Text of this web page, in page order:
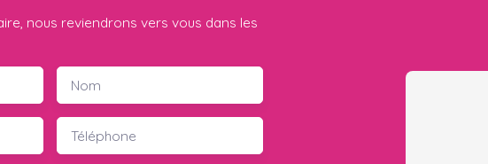
nous reviendrons vers vous dans les
Nom
Téléphone